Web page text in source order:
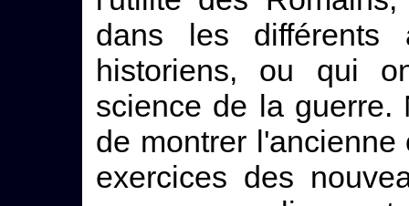
dans les
historiens, ou qui
science de la guerre.
de montrer
exercices des